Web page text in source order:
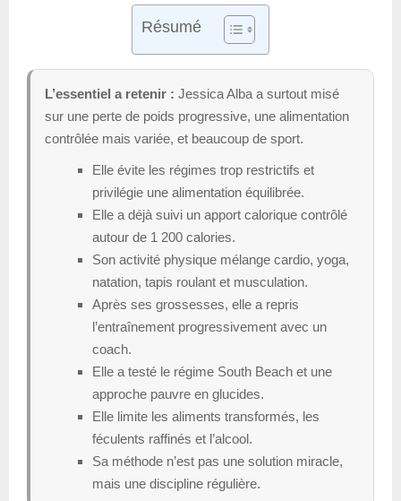
Résumé
L’essentiel a retenir : Jessica Alba a surtout misé
sur une perte de poids progressive, une alimentation
contrôlée mais variée, et beaucoup de sport.
Elle évite les régimes trop restrictifs et
privilégie une alimentation équilibrée.
Elle a déjà suivi un apport calorique contrôlé
autour de 1 200 calories.
Son activité physique mélange cardio, yoga,
natation, tapis roulant et musculation.
Après ses grossesses, elle a repris
l’entraînement progressivement avec un
coach.
Elle a testé le régime South Beach et une
approche pauvre en glucides.
Elle limite les aliments transformés, les
féculents raffinés et l’alcool.
Sa méthode n’est pas une solution miracle,
mais une discipline régulière.